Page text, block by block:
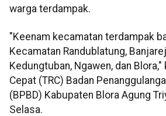
warga terdampak.
"Keenam kecamatan terdampak
Kecamatan Randublatung,
Kedungtuban, Ngawen, dan Blora,"
Cepat (TRC) Badan
(BPBD) Kabupaten Blora Agung
Selasa.